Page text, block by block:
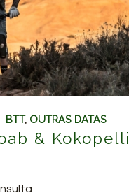
BTT, OUTRAS DATAS
& Kokopelli